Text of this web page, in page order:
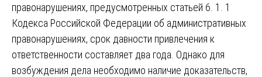
правонарушениях, предусмотренных статьей 6. 1. 1
Кодекса Российской Федерации об административных
правонарушениях, срок давности привлечения к
ответственности составляет два года. Однако для
возбуждения дела необходимо наличие доказательств,